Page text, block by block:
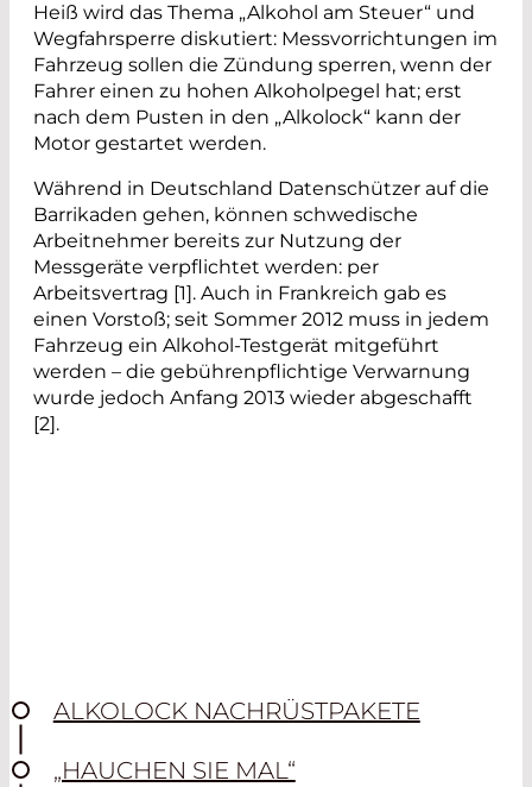
Heiß wird das Thema „Alkohol am Steuer“ und
Wegfahrsperre diskutiert: Messvorrichtungen im
Fahrzeug sollen die Zündung sperren, wenn der
Fahrer einen zu hohen Alkoholpegel hat; erst
nach dem Pusten in den „Alkolock“ kann der
Motor gestartet werden.
Während in Deutschland Datenschützer auf die
Barrikaden gehen, können schwedische
Arbeitnehmer bereits zur Nutzung der
Messgeräte verpflichtet werden: per
Arbeitsvertrag [1]. Auch in Frankreich gab es
einen Vorstoß; seit Sommer 2012 muss in jedem
Fahrzeug ein Alkohol-Testgerät mitgeführt
werden – die gebührenpflichtige Verwarnung
wurde jedoch Anfang 2013 wieder abgeschafft
[2].
ALKOLOCK NACHRÜSTPAKETE
„HAUCHEN SIE MAL“